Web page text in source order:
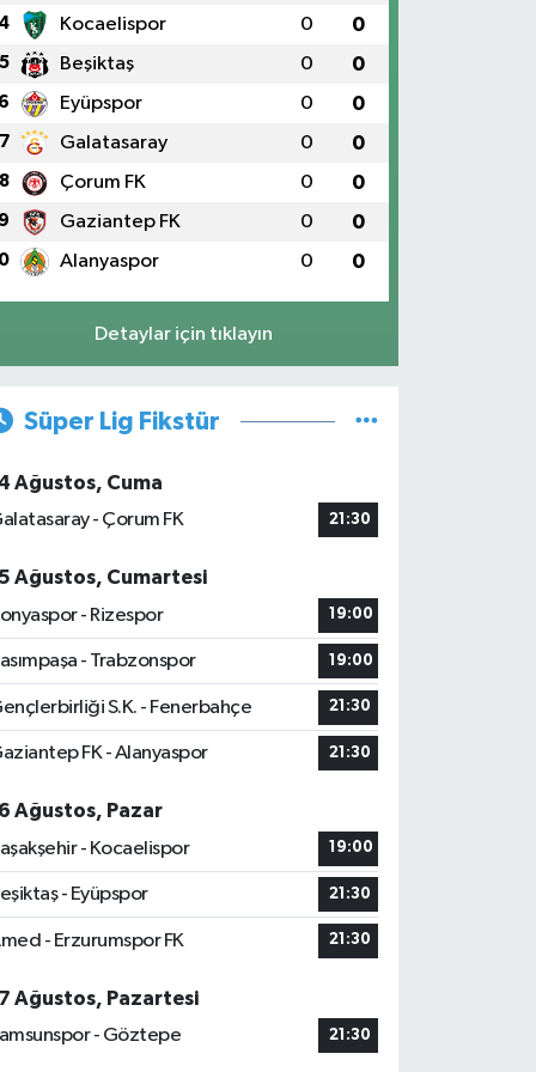
4 Kocaelispor 0 0
5 Beşiktaş 0 0
6 Eyüpspor 0 0
7 Galatasaray 0 0
8 Çorum FK 0 0
9 Gaziantep FK 0 0
Alanyaspor 0 0
Detaylar için tıklayın
Süper Lig Fikstür
Ağustos, Cuma
- Çorum FK
21:30
Ağustos, Cumartesi
- Rizespor
19:00
- Trabzonspor 19:00
S.K. - Fenerbahçe 21:30
FK - Alanyaspor 21:30
Ağustos, Pazar
- Kocaelispor
19:00
- Eyüpspor 21:30
- Erzurumspor FK 21:30
Ağustos, Pazartesi
- Göztepe
21:30